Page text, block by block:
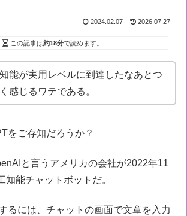
2024.02.07 2026.07.27
この記事は約18分で読めます。
能が実用レベルに到達したなあとつ
感じるワテである。
をご存知だろうか？
と言うアメリカの会社が2022年11
知能チャットボットだ。
るには、チャットの画面で文章を入力